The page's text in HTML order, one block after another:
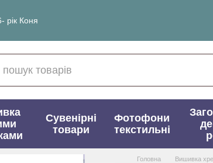
рік Коня
Сувенірні
товари
Фотофони
текстильні
Головна Вишивка